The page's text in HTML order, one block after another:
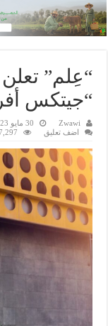
“عِلم”
“جيتكس
Zwawi 30 مايو 2023
اضف تعليق
7,297